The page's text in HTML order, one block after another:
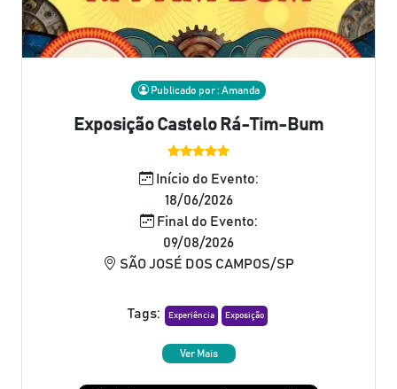
Publicado por : Amanda
Exposição Castelo Rá-Tim-Bum
Início do Evento:
18/06/2026
Final do Evento:
09/08/2026
SÃO JOSÉ DOS CAMPOS/SP
Tags: Experiência Exposição
Ver Mais